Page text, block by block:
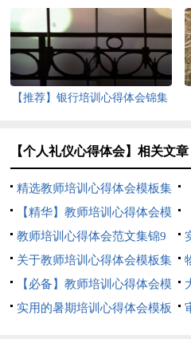
【推荐】银行培训心得体会锦集
【个人礼仪心得体会】相关文章
精选教师培训心得体会模板集
合六篇
板
【精华】教师培训心得体会模
板合集9篇
教师培训心得体会范文集锦9
篇关于教师培训心得体会模板集
合八篇
【必备】教师培训心得体会模
板9篇
实用的暑期培训心得体会模板